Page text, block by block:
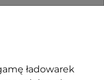
ładowarek